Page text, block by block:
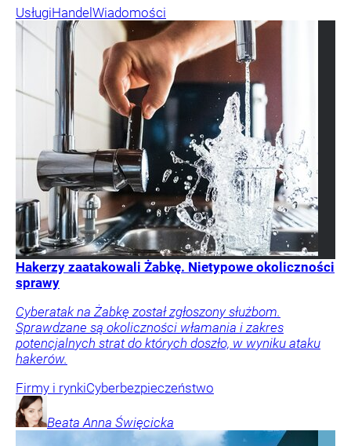
UsługiHandel Wiadomości
Hakerzy zaatakowali Żabkę. Nietypowe okoliczności
sprawy
Cyberatak na Żabkę został zgłoszony służbom.
Sprawdzane są okoliczności włamania i zakres
potencjalnych strat do których doszło, w wyniku ataku
hakerów.
Firmy i rynkiCyberbezpieczeństwo
Beata Anna Święcicka